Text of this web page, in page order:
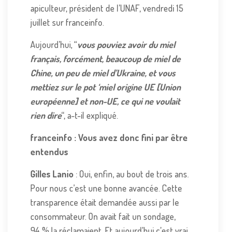
apiculteur, président de l’UNAF, vendredi 15
juillet sur franceinfo.
Aujourd’hui, “vous pouviez avoir du miel
français, forcément, beaucoup de miel de
Chine, un peu de miel d’Ukraine, et vous
mettiez sur le pot ‘miel origine UE [Union
européenne] et non-UE, ce qui ne voulait
rien dire“, a-t-il expliqué.
franceinfo : Vous avez donc fini par être
entendus
Gilles Lanio : Oui, enfin, au bout de trois ans.
Pour nous c’est une bonne avancée. Cette
transparence était demandée aussi par le
consommateur. On avait fait un sondage,